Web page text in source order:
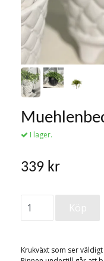
I lager.
339 kr
Krukväxt som ser